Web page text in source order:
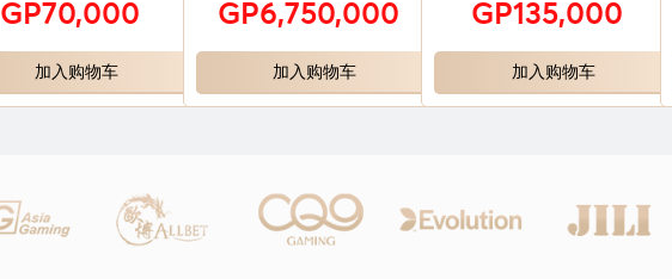
GP70,000
加入购物车
GP6,750,000
加入购物车
GP135,000
加入购物车